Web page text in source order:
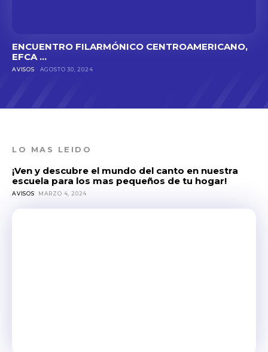
ENCUENTRO FILARMÓNICO CENTROAMERICANO,
EFCA ...
AVISOS AGOSTO 30, 2024
LO MAS LEIDO
¡Ven y descubre el mundo del canto en nuestra
escuela para los mas pequeños de tu hogar!
AVISOS MARZO 4, 2024